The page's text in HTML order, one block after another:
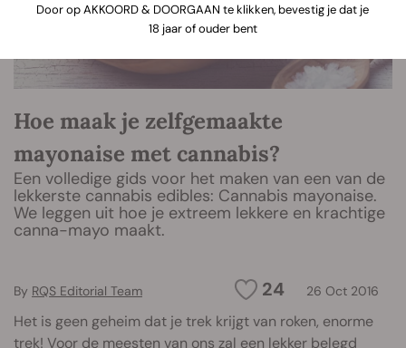
Hoe maak je zelfgemaakte
mayonaise met cannabis?
Een volledige gids voor het maken van een van de
lekkerste cannabis edibles: Cannabis mayonaise.
We leggen uit hoe je extreem lekkere en krachtige
canna-mayo maakt.
24 26 Oct 2016
By RQS Editorial Team
Het is geen geheim dat je trek krijgt van roken, enorme
trek! Voor de meesten van ons zal een lekker belegd
Door op AKKOORD & DOORGAAN te klikken, bevestig je dat je
18 jaar of ouder bent